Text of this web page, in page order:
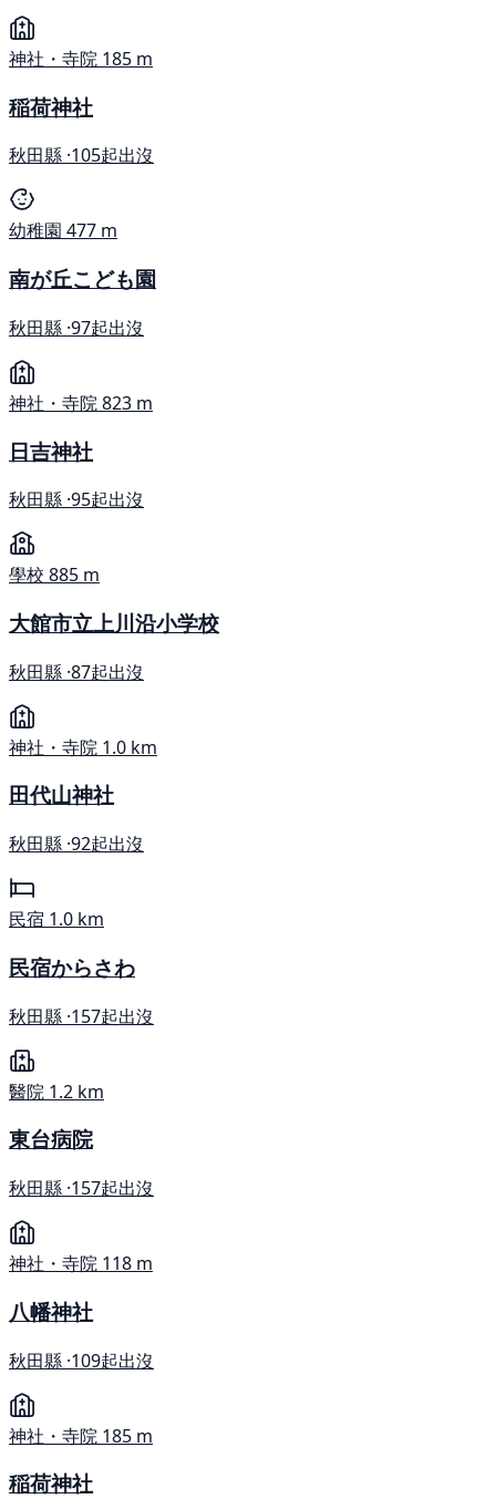
神社・寺院 185 m
稲荷神社
秋田縣 ·105起出沒
幼稚園 477 m
南が丘こども園
秋田縣 ·97起出沒
神社・寺院823 m
日吉神社
秋田縣 ·95起出沒
學校 885 m
大館市立上川沿小学校
秋田縣 ·87起出沒
神社・寺院 1.0 km
田代山神社
秋田縣 ·92起出沒
民宿 1.0 km
民宿からさわ
秋田縣 ·157起出沒
醫院 1.2 km
東台病院
秋田縣 ·157起出沒
神社・寺院 118 m
八幡神社
秋田縣 ·109起出沒
神社・寺院 185 m
稲荷神社